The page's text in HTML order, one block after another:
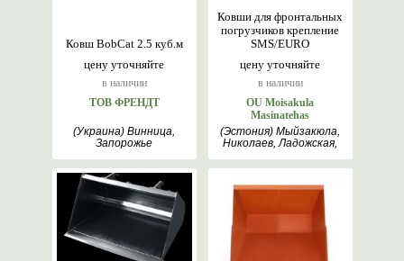
цену уточняйте
в наличии
Ковш BobCat 2.5 куб.м
ТОВ ФРЕНДТ
(Украина) Винница,
Запорожье
цену уточняйте
в наличии
Ковши для фронтальных
погрузчиков крепление
SMS/EURO
OU Moisakula
Masinatehas
(Эстония) Мыйзакюла,
Николаев, Ладожская,
Таллин